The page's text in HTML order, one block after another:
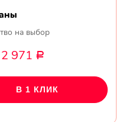
на выбор
2 971 Р
В 1 КЛИК